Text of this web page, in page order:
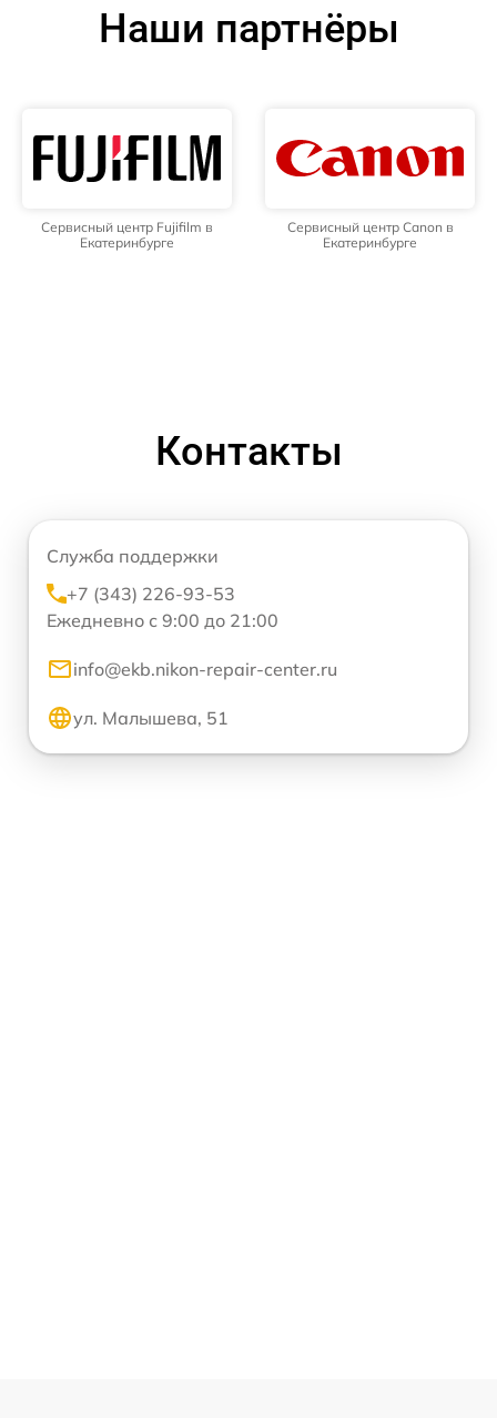
Наши партнёры
Сервисный центр Fujifilm в
Екатеринбурге
Сервисный центр Canon в
Екатеринбурге
Контакты
Служба поддержки
+7 (343) 226-93-53
Ежедневно с 9:00 до 21:00
info@ekb.nikon-repair-center.ru
ул. Малышева, 51